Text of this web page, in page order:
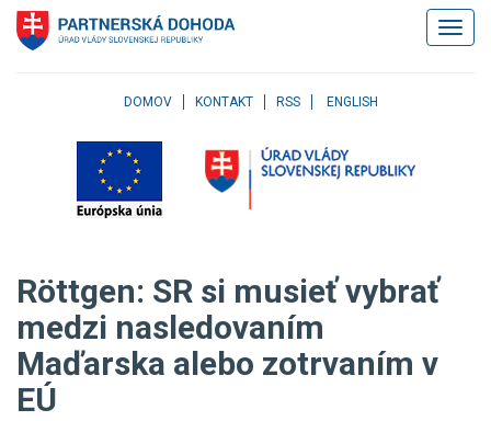
Klávesové
skratky
Skočiť
menu
na
užívateľské
menu
Skočiť
DOMOV KONTAKT RSS ENGLISH
Röttgen: SR si musieť vybrať
medzi nasledovaním
Maďarska alebo zotrvaním v
EÚ